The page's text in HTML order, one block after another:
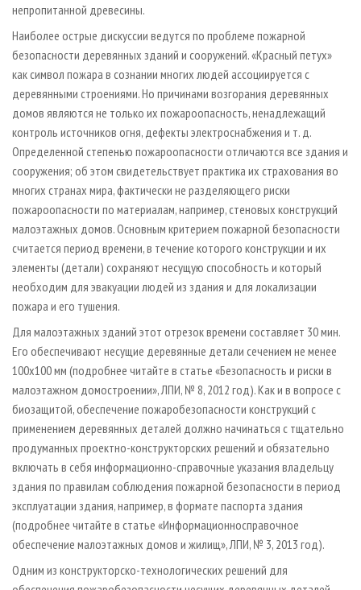
непропитанной древесины.
Наиболее острые дискуссии ведутся по проблеме пожарной
безопасности деревянных зданий и сооружений. «Красный петух»
как символ пожара в сознании многих людей ассоциируется с
деревянными строениями. Но причинами возгорания деревянных
домов являются не только их пожароопасность, ненадлежащий
контроль источников огня, дефекты электроснабжения и т. д.
Определенной степенью пожароопасности отличаются все здания и
сооружения; об этом свидетельствует практика их страхования во
многих странах мира, фактически не разделяющего риски
пожароопасности по материалам, например, стеновых конструкций
малоэтажных домов. Основным критерием пожарной безопасности
считается период времени, в течение которого конструкции и их
элементы (детали) сохраняют несущую способность и который
необходим для эвакуации людей из здания и для локализации
пожара и его тушения.
Для малоэтажных зданий этот отрезок времени составляет 30 мин.
Его обеспечивают несущие деревянные детали сечением не менее
100х100 мм (подробнее читайте в статье «Безопасность и риски в
малоэтажном домостроении», ЛПИ, № 8, 2012 год). Как и в вопросе с
биозащитой, обеспечение пожаробезопасности конструкций с
применением деревянных деталей должно начинаться с тщательно
продуманных проектно­-конструкторских решений и обязательно
включать в себя информационно­-справочные указания владельцу
здания по правилам соблюдения пожарной безопасности в период
эксплуатации здания, например, в формате паспорта здания
(подробнее читайте в статье «Информационно­справочное
обеспечение малоэтажных домов и жилищ», ЛПИ, № 3, 2013 год).
Одним из конструкторско­-технологических решений для